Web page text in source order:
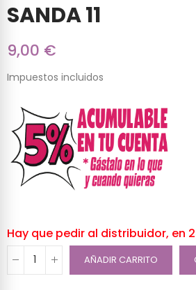
SANDA 11
9,00 €
Impuestos incluidos
Hay que pedir al distribuidor, en
AÑADIR CARRITO